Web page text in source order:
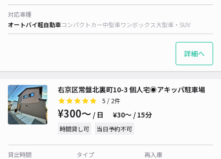
対応車種
オートバイ軽自動車コンパクトカー中型車ワンボックス大型車・SUV
詳細へ
右京区常盤北裏町10-3 個人宅◉アキッパ駐車場
5 / 2件
¥300〜 / 日 ¥30〜 / 15分
時間貸し可 当日予約不可
貸出時間
タイプ
再入庫